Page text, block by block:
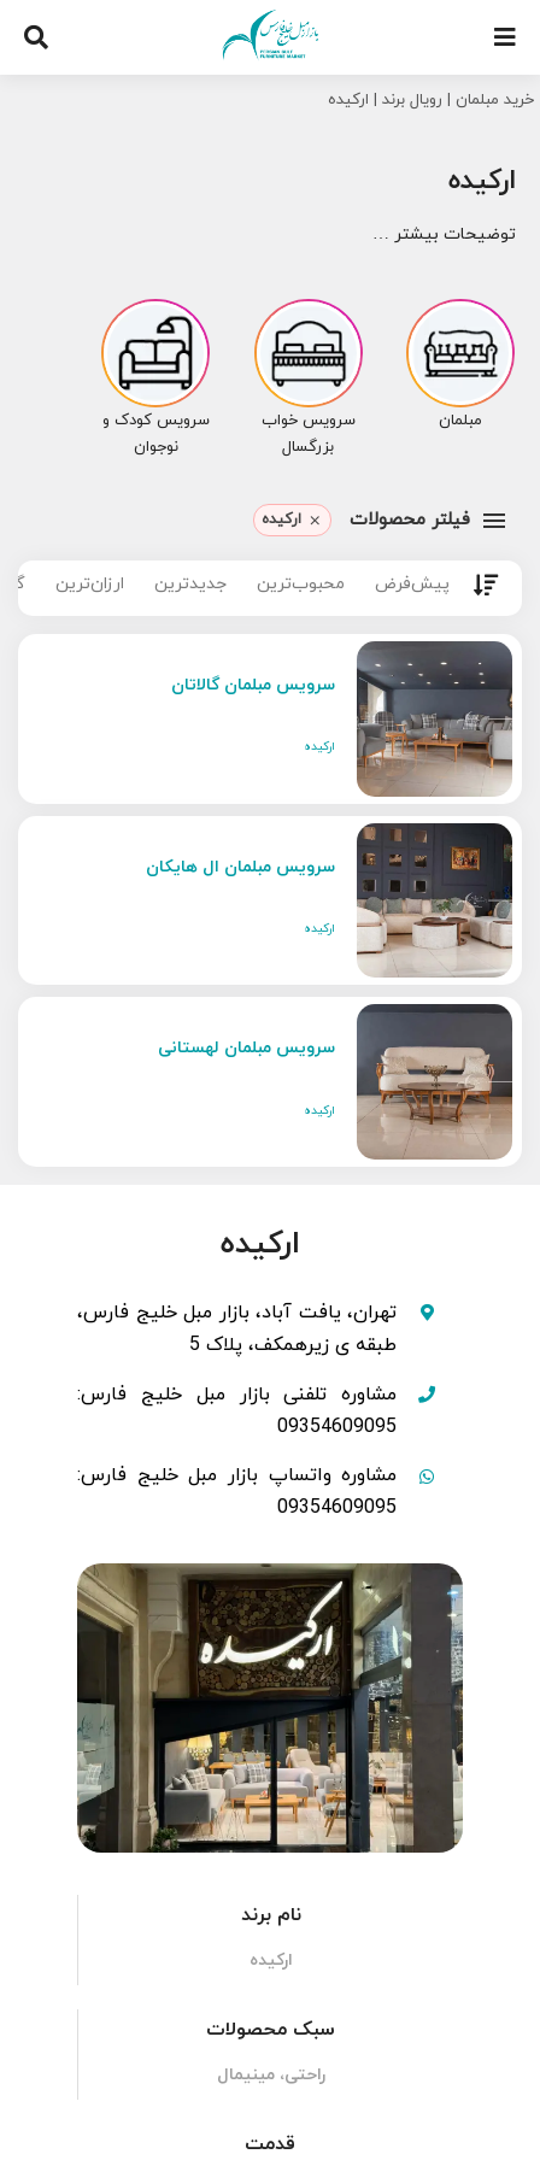
content
خرید مبلمان | رویال برند | ارکیده
ارکیده
توضیحات بیشتر …
مبلمان
سرویس خواب
بزرگسال
سرویس کودک و
نوجوان
فیلتر محصولات ارکیده
پیش‌فرض محبوب‌ترین جدیدترین ارزان‌ترین
سرویس مبلمان گالاتان
ارکیده
سرویس مبلمان ال هایکان
ارکیده
سرویس مبلمان لهستانی
ارکیده
ارکیده
تهران، یافت آباد، بازار مبل خلیج فارس،
طبقه ی زیرهمکف، پلاک 5
مشاوره تلفنی بازار مبل خلیج فارس:
09354609095
مشاوره واتساپ بازار مبل خلیج فارس:
09354609095
نام برند
ارکیده
سبک محصولات
راحتی، مینیمال
قدمت